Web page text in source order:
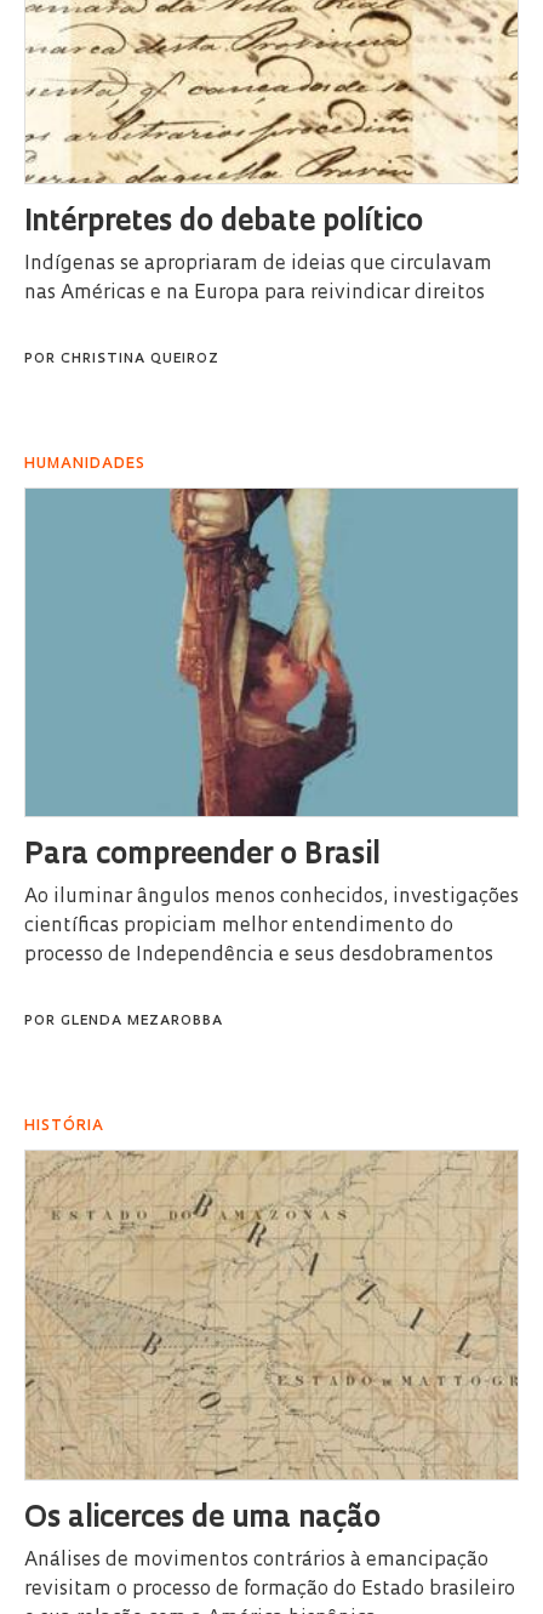
Intérpretes do debate político
Indígenas se apropriaram de ideias que circulavam
nas Américas e na Europa para reivindicar direitos
POR CHRISTINA QUEIROZ
HUMANIDADES
Para compreender o Brasil
Ao iluminar ângulos menos conhecidos, investigações
científicas propiciam melhor entendimento do
processo de Independência e seus desdobramentos
POR GLENDA MEZAROBBA
HISTÓRIA
Os alicerces de uma nação
Análises de movimentos contrários à emancipação
revisitam o processo de formação do Estado brasileiro